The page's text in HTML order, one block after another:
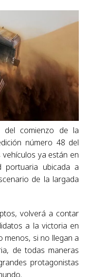
comienzo de la
número 48 del
vehículos ya están en
portuaria ubicada a
de la largada
volverá a contar
a la victoria en
menos, si no llegan a
de todas maneras
protagonistas